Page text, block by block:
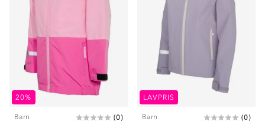
20%
Barn (0)
LAVPRIS
Barn (0)